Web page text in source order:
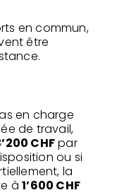
en commun,
être
en charge
de travail,
CHFpar
ou si
la
à1’600 CHF